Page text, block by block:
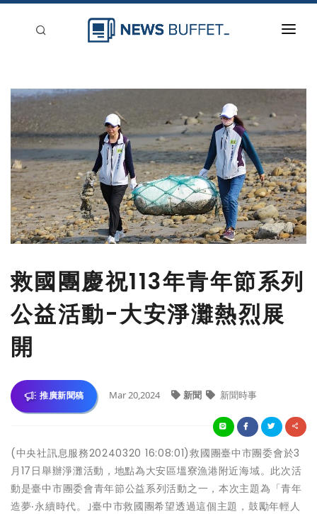
新聞稿分類
登入
刊登
救國團慶祝113年青年節系列
公益活動-大安淨灘熱烈展
開
推廣新聞稿 Mar 20,2024 新聞 新聞時事
(中央社訊息服務20240320 16:08:01)救國團臺中市團委會於3
月17日舉辦淨灘活動，地點為大安區塭寮漁港附近海域。此次活
動是臺中市團委會青年節公益系列活動之一，本次主題為「青年
造夢‧永續時代。｣臺中市救國團希望透過這個主題，鼓勵年輕人